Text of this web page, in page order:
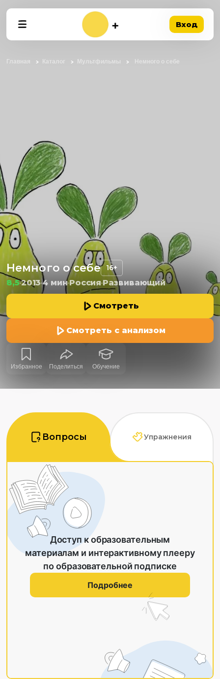
Вход
Главная Каталог Мультфильмы Немного о себе
Немного о себе 16+
8,520134 минРоссияРазвивающий
Смотреть
Смотреть с анализом
Избранное Поделиться Обучение
Вопросы Упражнения
Доступ к образовательным
материалам и интерактивному плееру
по образовательной подписке
Подробнее